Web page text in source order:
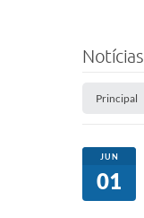
Notícias
Principal
JUN
01